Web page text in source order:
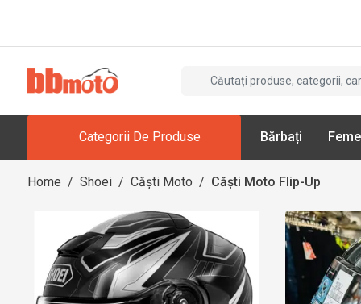
Categorii De Produse Bărbați
Home / Shoei / Căști Moto / Căști Moto Flip-Up